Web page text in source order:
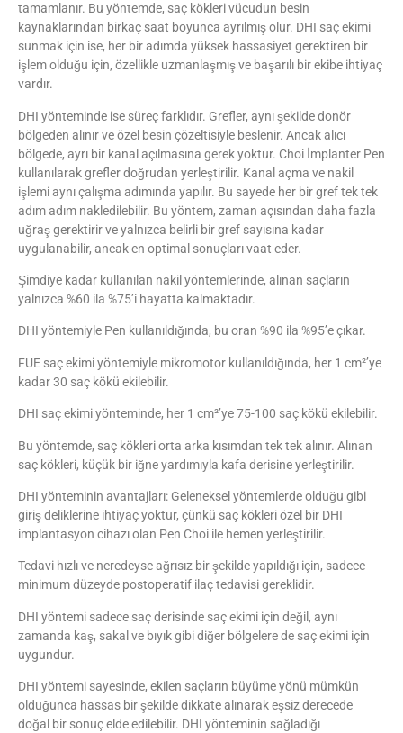
tamamlanır. Bu yöntemde, saç kökleri vücudun besin
kaynaklarından birkaç saat boyunca ayrılmış olur. DHI saç ekimi
sunmak için ise, her bir adımda yüksek hassasiyet gerektiren bir
işlem olduğu için, özellikle uzmanlaşmış ve başarılı bir ekibe ihtiyaç
vardır.
DHI yönteminde ise süreç farklıdır. Grefler, aynı şekilde donör
bölgeden alınır ve özel besin çözeltisiyle beslenir. Ancak alıcı
bölgede, ayrı bir kanal açılmasına gerek yoktur. Choi İmplanter Pen
kullanılarak grefler doğrudan yerleştirilir. Kanal açma ve nakil
işlemi aynı çalışma adımında yapılır. Bu sayede her bir gref tek tek
adım adım nakledilebilir. Bu yöntem, zaman açısından daha fazla
uğraş gerektirir ve yalnızca belirli bir gref sayısına kadar
uygulanabilir, ancak en optimal sonuçları vaat eder.
Şimdiye kadar kullanılan nakil yöntemlerinde, alınan saçların
yalnızca %60 ila %75’i hayatta kalmaktadır.
DHI yöntemiyle Pen kullanıldığında, bu oran %90 ila %95’e çıkar.
FUE saç ekimi yöntemiyle mikromotor kullanıldığında, her 1 cm²’ye
kadar 30 saç kökü ekilebilir.
DHI saç ekimi yönteminde, her 1 cm²’ye 75-100 saç kökü ekilebilir.
Bu yöntemde, saç kökleri orta arka kısımdan tek tek alınır. Alınan
saç kökleri, küçük bir iğne yardımıyla kafa derisine yerleştirilir.
DHI yönteminin avantajları: Geleneksel yöntemlerde olduğu gibi
giriş deliklerine ihtiyaç yoktur, çünkü saç kökleri özel bir DHI
implantasyon cihazı olan Pen Choi ile hemen yerleştirilir.
Tedavi hızlı ve neredeyse ağrısız bir şekilde yapıldığı için, sadece
minimum düzeyde postoperatif ilaç tedavisi gereklidir.
DHI yöntemi sadece saç derisinde saç ekimi için değil, aynı
zamanda kaş, sakal ve bıyık gibi diğer bölgelere de saç ekimi için
uygundur.
DHI yöntemi sayesinde, ekilen saçların büyüme yönü mümkün
olduğunca hassas bir şekilde dikkate alınarak eşsiz derecede
doğal bir sonuç elde edilebilir. DHI yönteminin sağladığı